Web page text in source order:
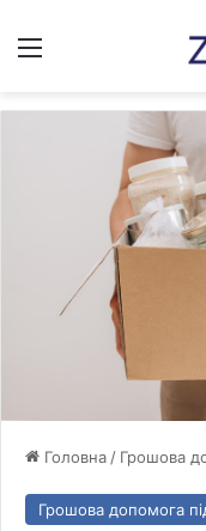
Меню
Головна / Грошова
Грошова допомога